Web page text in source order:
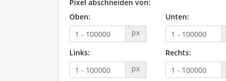
Pixel abschneiden von:
Oben:
px
Unten:
Links:
px
Rechts: